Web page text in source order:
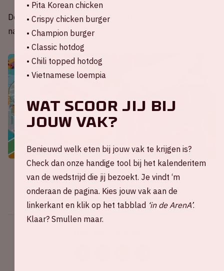
De UEFA heeft besloten om EURO 2020 te verplaatsen
naar zomer 2021 in verband met COVID-19.
• Pita Korean chicken
• Crispy chicken burger
• Champion burger
• Classic hotdog
• Chili topped hotdog
• Vietnamese loempia
Wat scoor jij bij
jouw vak?
Benieuwd welk eten bij jouw vak te krijgen is?
Check dan onze handige tool bij het kalenderitem
van de wedstrijd die jij bezoekt. Je vindt ‘m
onderaan de pagina. Kies jouw vak aan de
linkerkant en klik op het tabblad ‘in de ArenA’.
Klaar? Smullen maar.